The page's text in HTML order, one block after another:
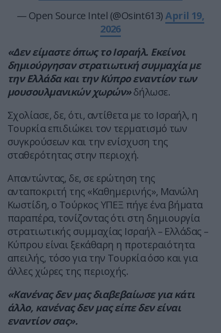
— Open Source Intel (@Osint613)April 19,
2026
«Δεν είμαστε όπως το Ισραήλ. Εκείνοι
δημιούργησαν στρατιωτική συμμαχία με
την Ελλάδα και την Κύπρο εναντίον των
μουσουλμανικών χωρών» δήλωσε.
Σχολίασε, δε, ότι, αντίθετα με το Ισραήλ, η
Τουρκία επιδιώκει τον τερματισμό των
συγκρούσεων και την ενίσχυση της
σταθερότητας στην περιοχή.
Απαντώντας, δε, σε ερώτηση της
ανταποκριτή της «Καθημερινής», Μανώλη
Κωστίδη, ο Τούρκος ΥΠΕΞ πήγε ένα βήματα
παραπέρα, τονίζοντας ότι στη δημιουργία
στρατιωτικής συμμαχίας Ισραήλ – Ελλάδας –
Κύπρου είναι ξεκάθαρη η προτεραιότητα
απειλής, τόσο για την Τουρκία όσο και για
άλλες χώρες της περιοχής.
«Κανένας δεν μας διαβεβαίωσε για κάτι
άλλο, κανένας δεν μας είπε δεν είναι
εναντίον σας».